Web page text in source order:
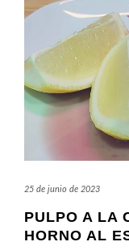
25 de junio de 2023
PULPO A LA
HORNO AL